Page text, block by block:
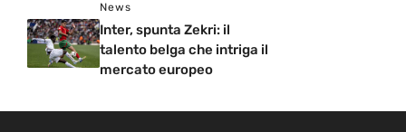
News
Inter, spunta Zekri: il
talento belga che intriga il
mercato europeo